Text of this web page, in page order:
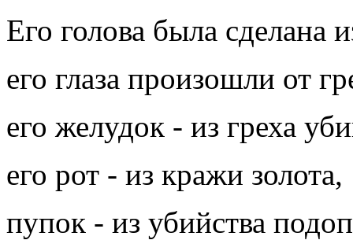
Его голова была сделана
его глаза произошли от
его желудок - из греха
его рот - из кражи золота,
пупок - из убийства